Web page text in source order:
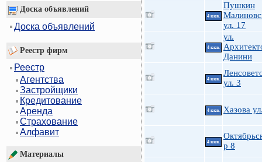
Доска объявлений
Доска объявлений
Реестр фирм
Реестр
Агентства
Застройщики
Кредитование
Аренда
Страхование
Алфавит
Материалы
4 ккв.
Пушкин
ул. 17
4 ккв.
ул.
Данини
4 ккв.
ул. 3
4 ккв. Хазова
4 ккв.
р 8